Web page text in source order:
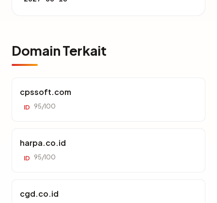
Domain Terkait
cpssoft.com
ID 95/100
harpa.co.id
ID 95/100
cgd.co.id